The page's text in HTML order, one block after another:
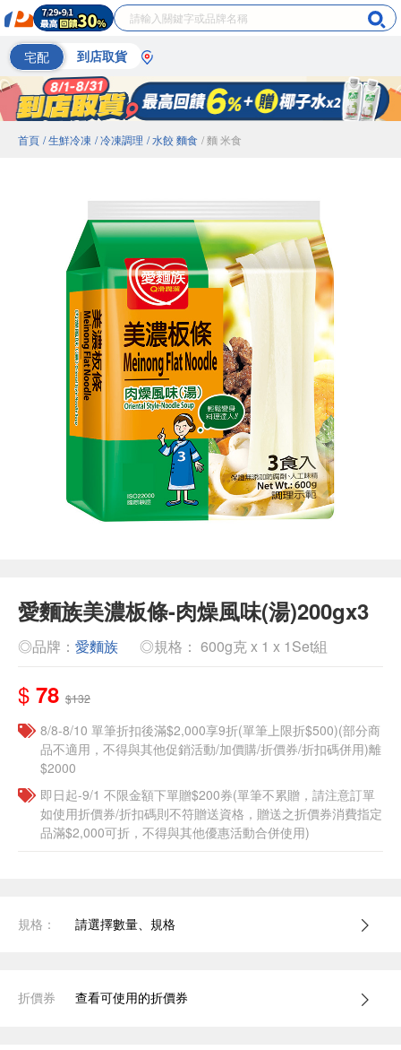
宅配 到店取貨
首頁 / 生鮮冷凍 / 冷凍調理 / 水餃 麵食 / 麵 米食
愛麵族美濃板條-肉燥風味(湯)200gx3
◎品牌： 愛麵族 ◎規格： 600g克 x 1 x 1Set組
$ 78 $132
8/8-8/10 單筆折扣後滿$2,000享9折(單筆上限折$500)(部分商
品不適用，不得與其他促銷活動/加價購/折價券/折扣碼併用)離
$2000
即日起-9/1 不限金額下單贈$200券(單筆不累贈，請注意訂單
如使用折價券/折扣碼則不符贈送資格，贈送之折價券消費指定
品滿$2,000可折，不得與其他優惠活動合併使用)
規格： 請選擇數量、規格
折價券 查看可使用的折價券